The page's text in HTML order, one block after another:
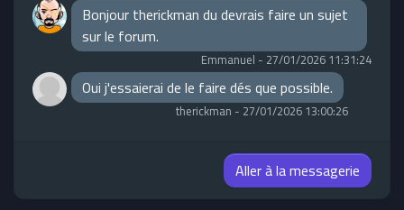
Bonjour therickman du devrais faire un sujet
sur le forum.
Emmanuel - 27/01/2026 11:31:24
Oui j'essaierai de le faire dés que possible.
therickman - 27/01/2026 13:00:26
Aller à la messagerie